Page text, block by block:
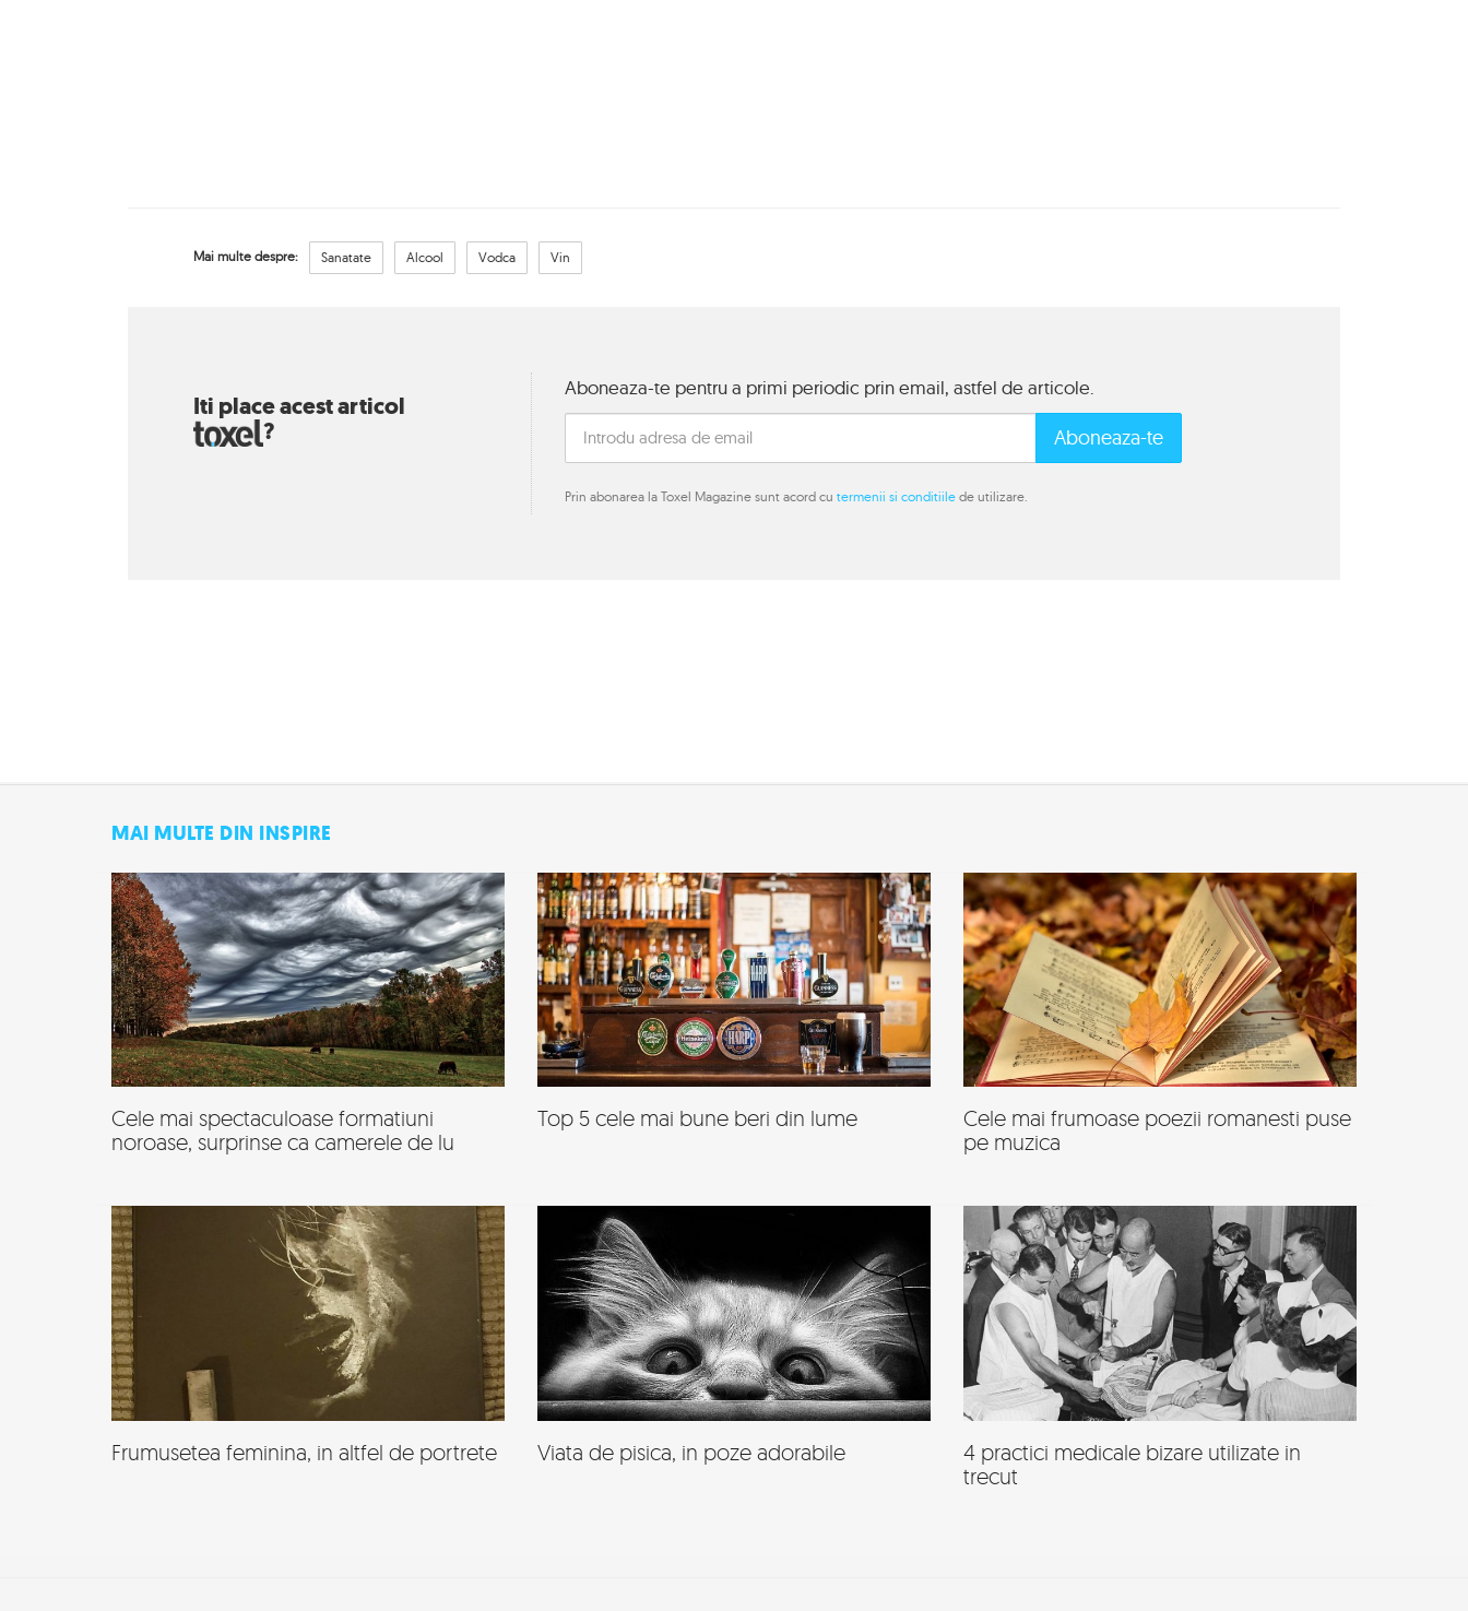
Mai multe despre: Sanatate Alcool Vodca Vin
Iti place acest articol
?
Aboneaza-te pentru a primi periodic prin email, astfel de articole.
Aboneaza-te
Prin abonarea la Toxel Magazine sunt acord cu termenii si conditiile de utilizare.
MAI MULTE DIN INSPIRE
Cele mai spectaculoase formatiuni
noroase, surprinse ca camerele de lu
Top 5 cele mai bune beri din lume
Cele mai frumoase poezii romanesti puse
pe muzica
Frumusetea feminina, in altfel de portrete Viata de pisica, in poze adorabile
4 practici medicale bizare utilizate in
trecut